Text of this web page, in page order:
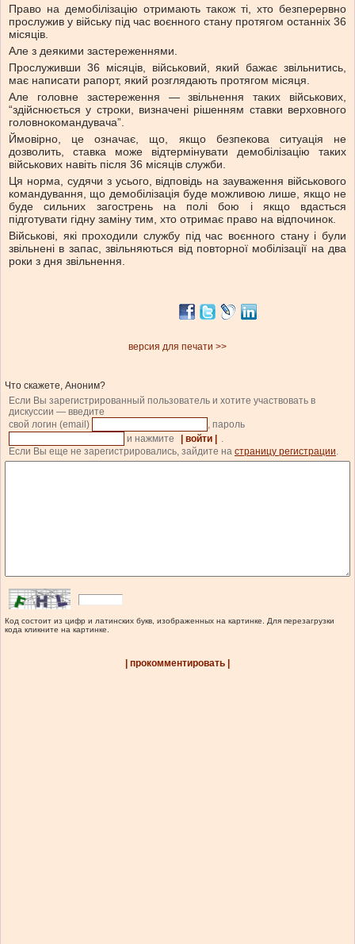
Право на демобілізацію отримають також ті, хто безперервно
прослужив у війську під час воєнного стану протягом останніх 36
місяців.
Але з деякими застереженнями.
Прослуживши 36 місяців, військовий, який бажає звільнитись,
має написати рапорт, який розглядають протягом місяця.
Але головне застереження — звільнення таких військових,
“здійснюється у строки, визначені рішенням ставки верховного
головнокомандувача”.
Ймовірно, це означає, що, якщо безпекова ситуація не
дозволить, ставка може відтермінувати демобілізацію таких
військових навіть після 36 місяців служби.
Ця норма, судячи з усього, відповідь на зауваження військового
командування, що демобілізація буде можливою лише, якщо не
буде сильних загострень на полі бою і якщо вдасться
підготувати гідну заміну тим, хто отримає право на відпочинок.
Військові, які проходили службу під час воєнного стану і були
звільнені в запас, звільняються від повторної мобілізації на два
роки з дня звільнення.
версия для печати >>
Что скажете, Аноним?
Если Вы зарегистрированный пользователь и хотите участвовать в
дискуссии — введите
свой логин (email)
, пароль
и нажмите
| войти |
Если Вы еще не зарегистрировались, зайдите на страницу регистрации
Код состоит из цифр и латинских букв, изображенных на картинке. Для перезагрузки
кода кликните на картинке.
| прокомментировать |